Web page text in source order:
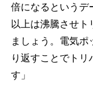
倍になるというデ
以上は沸騰させト
ましょう。電気ポ
り返すことでトリ
す」